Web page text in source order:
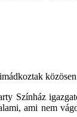
Színház
ami nem